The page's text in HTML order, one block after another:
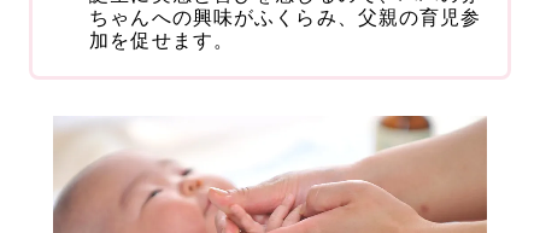
ちゃんへの興味がふくらみ、父親の育児参
加を促せます。